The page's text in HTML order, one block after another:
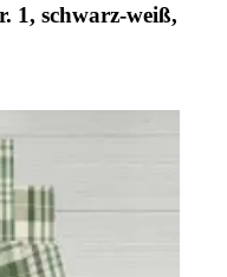
1, schwarz-weiß,